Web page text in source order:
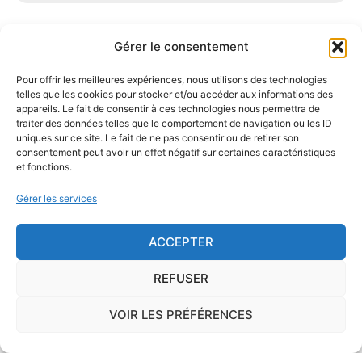
Gérer le consentement
Pour offrir les meilleures expériences, nous utilisons des technologies
telles que les cookies pour stocker et/ou accéder aux informations des
appareils. Le fait de consentir à ces technologies nous permettra de
traiter des données telles que le comportement de navigation ou les ID
uniques sur ce site. Le fait de ne pas consentir ou de retirer son
consentement peut avoir un effet négatif sur certaines caractéristiques
et fonctions.
Gérer les services
ACCEPTER
REFUSER
VOIR LES PRÉFÉRENCES
risques pour ma ville
Le risque Radon
, ce qui est considéré comme
radium et de l'uranium, deux éléments présents dans le sol